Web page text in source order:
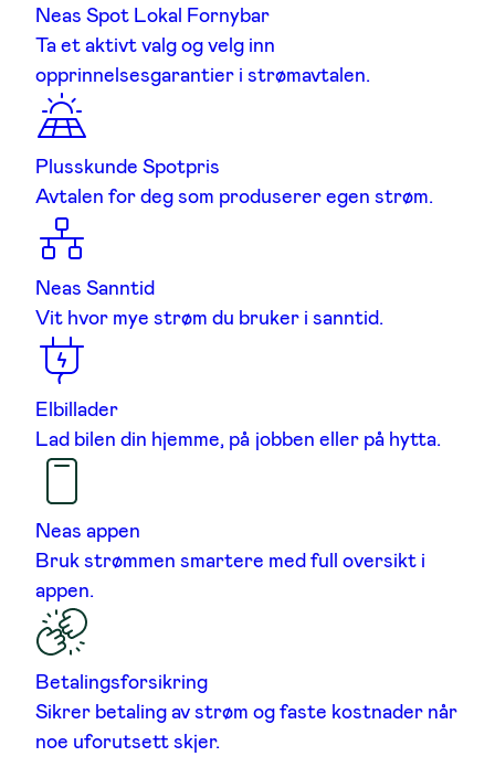
Neas Spot Lokal Fornybar
Ta et aktivt valg og velg inn
opprinnelsesgarantier i strømavtalen.
Plusskunde Spotpris
Avtalen for deg som produserer egen strøm.
Neas Sanntid
Vit hvor mye strøm du bruker i sanntid.
Elbillader
Lad bilen din hjemme, på jobben eller på hytta.
Neas appen
Bruk strømmen smartere med full oversikt i
appen.
Betalingsforsikring
Sikrer betaling av strøm og faste kostnader når
noe uforutsett skjer.